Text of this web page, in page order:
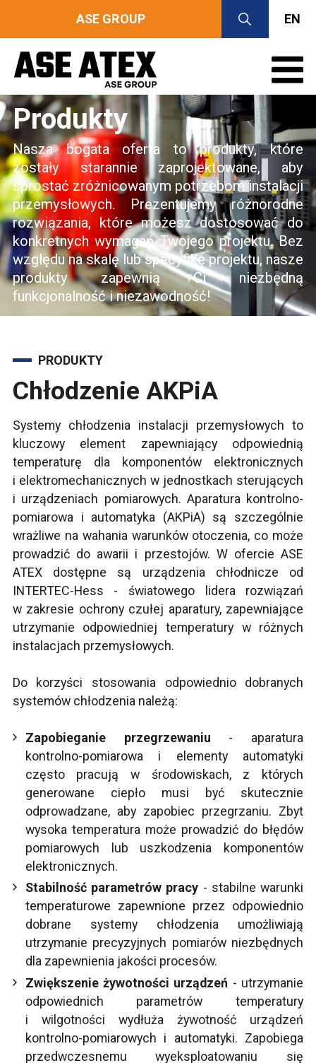
ASE GROUP EN
Produkty
Nasza bogata oferta to produkty, które
zostały starannie zaprojektowane, aby
sprostać zróżnicowanym potrzebom instalacji
przemysłowych. Prezentujemy różnorodne
rozwiązania, które możesz dostosować do
konkretnych wymagań Twojego projektu. Bez
względu na skalę lub specyfikę projektu, nasze
produkty zapewnią Ci niezbędną
funkcjonalność i niezawodność!
PRODUKTY
Chłodzenie AKPiA
Systemy chłodzenia instalacji przemysłowych to
kluczowy element zapewniający odpowiednią
temperaturę dla komponentów elektronicznych
i elektromechanicznych w jednostkach sterujących
i urządzeniach pomiarowych. Aparatura kontrolno-
pomiarowa i automatyka (AKPiA) są szczególnie
wrażliwe na wahania warunków otoczenia, co może
prowadzić do awarii i przestojów. W ofercie ASE
ATEX dostępne są urządzenia chłodnicze od
INTERTEC-Hess - światowego lidera rozwiązań
w zakresie ochrony czułej aparatury, zapewniające
utrzymanie odpowiedniej temperatury w różnych
instalacjach przemysłowych.
Do korzyści stosowania odpowiednio dobranych
systemów chłodzenia należą:
Zapobieganie przegrzewaniu - aparatura
kontrolno-pomiarowa i elementy automatyki
często pracują w środowiskach, z których
generowane ciepło musi być skutecznie
odprowadzane, aby zapobiec przegrzaniu. Zbyt
wysoka temperatura może prowadzić do błędów
pomiarowych lub uszkodzenia komponentów
elektronicznych.
Stabilność parametrów pracy - stabilne warunki
temperaturowe zapewnione przez odpowiednio
dobrane systemy chłodzenia umożliwiają
utrzymanie precyzyjnych pomiarów niezbędnych
dla zapewnienia jakości procesów.
Zwiększenie żywotności urządzeń - utrzymanie
odpowiednich parametrów temperatury
i wilgotności wydłuża żywotność urządzeń
kontrolno-pomiarowych i automatyki. Zapobiega
przedwczesnemu wyeksploatowaniu się